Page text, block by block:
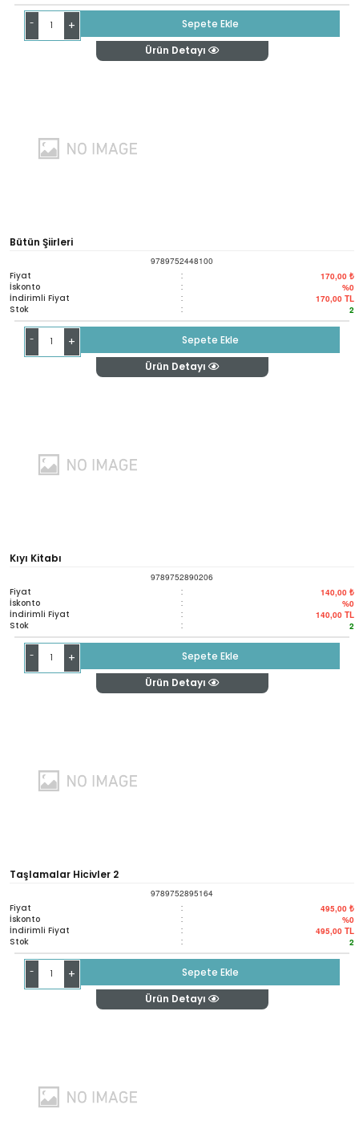
- +
Sepete Ekle
Ürün Detayı
Bütün Şiirleri
9789752448100
Fiyat : 170,00 ₺
İskonto : %0
İndirimli Fiyat : 170,00 TL
Stok : 2
- +
Sepete Ekle
Ürün Detayı
Kıyı Kitabı
9789752890206
Fiyat : 140,00 ₺
İskonto : %0
İndirimli Fiyat : 140,00 TL
Stok : 2
- +
Sepete Ekle
Ürün Detayı
Taşlamalar Hicivler 2
9789752895164
Fiyat : 495,00 ₺
İskonto : %0
İndirimli Fiyat : 495,00 TL
Stok : 2
- +
Sepete Ekle
Ürün Detayı